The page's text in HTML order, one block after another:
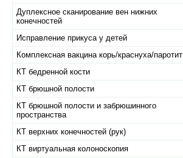
Дуплексное сканирование вен нижних
конечностей
Исправление прикуса у детей
Комплексная вакцина корь/краснуха/паротит
КТ бедренной кости
КТ брюшной полости
КТ брюшной полости и забрюшинного
пространства
КТ верхних конечностей (рук)
КТ виртуальная колоноскопия